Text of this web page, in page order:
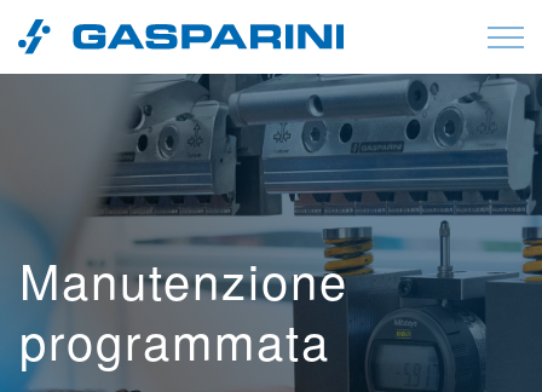
Vai al contenuto
Manutenzione
programmata